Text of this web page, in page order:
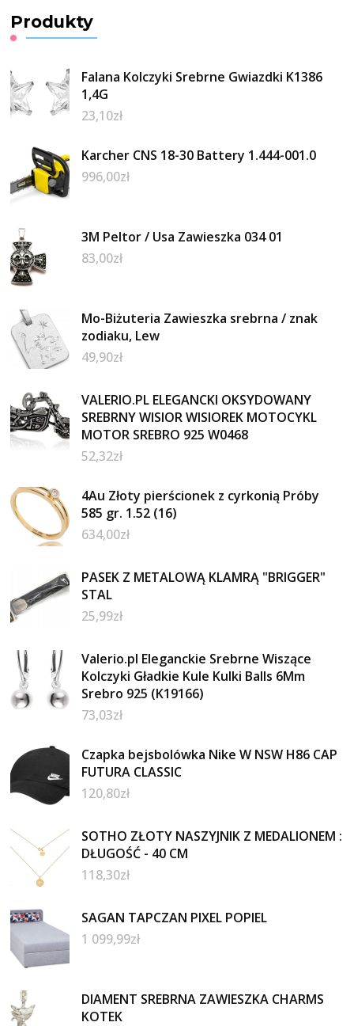
Produkty
Falana Kolczyki Srebrne Gwiazdki K1386
1,4G
23,10zł
Karcher CNS 18-30 Battery 1.444-001.0
996,00zł
3M Peltor / Usa Zawieszka 034 01
83,00zł
Mo-Biżuteria Zawieszka srebrna / znak
zodiaku, Lew
49,90zł
VALERIO.PL ELEGANCKI OKSYDOWANY
SREBRNY WISIOR WISIOREK MOTOCYKL
MOTOR SREBRO 925 W0468
52,32zł
4Au Złoty pierścionek z cyrkonią Próby
585 gr. 1.52 (16)
634,00zł
PASEK Z METALOWĄ KLAMRĄ "BRIGGER"
STAL
25,99zł
Valerio.pl Eleganckie Srebrne Wiszące
Kolczyki Gładkie Kule Kulki Balls 6Mm
Srebro 925 (K19166)
73,03zł
Czapka bejsbolówka Nike W NSW H86 CAP
FUTURA CLASSIC
120,80zł
SOTHO ZŁOTY NASZYJNIK Z MEDALIONEM :
DŁUGOŚĆ - 40 CM
118,30zł
SAGAN TAPCZAN PIXEL POPIEL
1 099,99zł
DIAMENT SREBRNA ZAWIESZKA CHARMS
KOTEK